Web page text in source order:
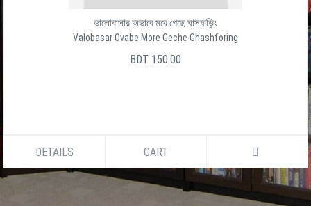
ভালোবাসার অভাবে মরে গেছে ঘাসফড়িং
Valobasar Ovabe More Geche Ghashforing
BDT 150.00
DETAILS CART